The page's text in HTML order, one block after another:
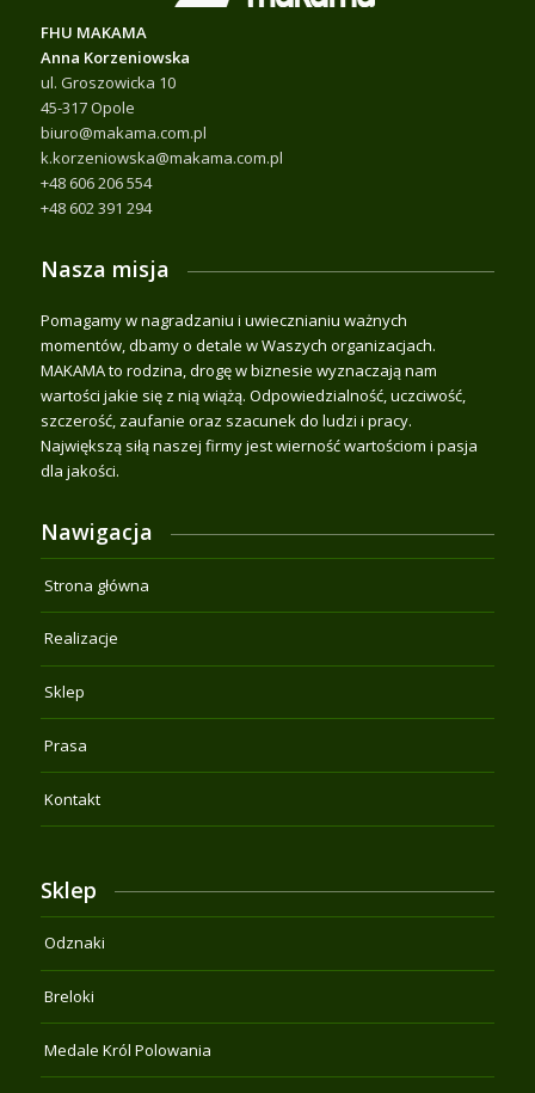
FHU MAKAMA
Anna Korzeniowska
ul. Groszowicka 10
45-317 Opole
biuro@makama.com.pl
k.korzeniowska@makama.com.pl
+48 606 206 554
+48 602 391 294
Nasza misja
Pomagamy w nagradzaniu i uwiecznianiu ważnych
momentów, dbamy o detale w Waszych organizacjach.
MAKAMA to rodzina, drogę w biznesie wyznaczają nam
wartości jakie się z nią wiążą. Odpowiedzialność, uczciwość,
szczerość, zaufanie oraz szacunek do ludzi i pracy.
Największą siłą naszej firmy jest wierność wartościom i pasja
dla jakości.
Nawigacja
Strona główna
Realizacje
Sklep
Prasa
Kontakt
Sklep
Odznaki
Breloki
Medale Król Polowania